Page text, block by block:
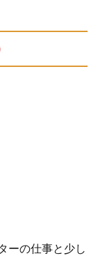
ーの仕事と少し